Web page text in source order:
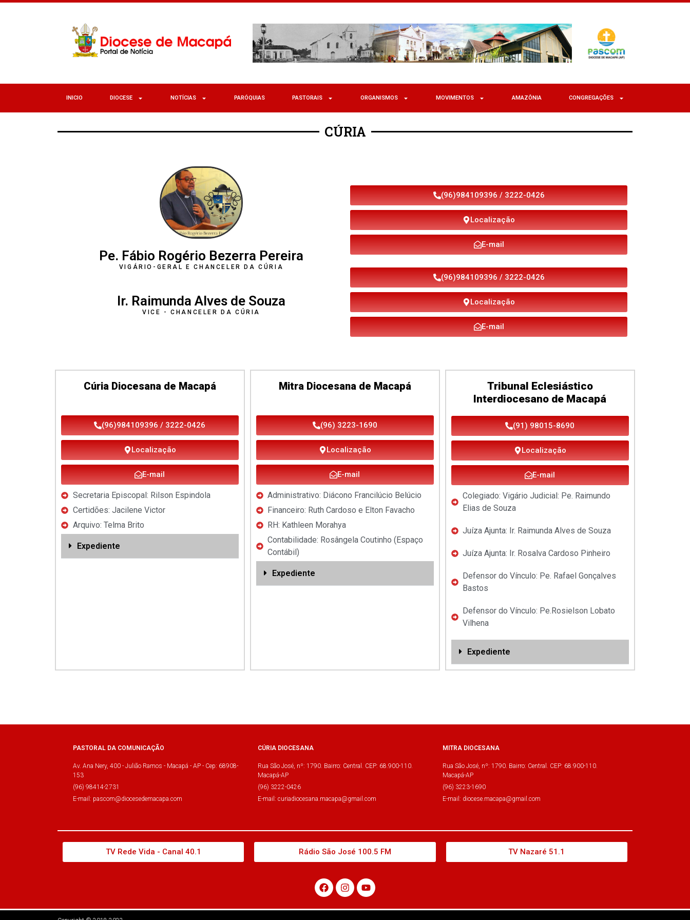
INICIO DIOCESE NOTÍCIAS PARÓQUIAS PASTORAIS ORGANISMOS MOVIMENTOS AMAZÔNIA CONGREGAÇÕES
CÚRIA
Pe. Fábio Rogério Bezerra Pereira
VIGÁRIO-GERAL E CHANCELER DA CÚRIA
(96)984109396 / 3222-0426
Localização
E-mail
Ir. Raimunda Alves de Souza
VICE - CHANCELER DA CÚRIA
(96)984109396 / 3222-0426
Localização
E-mail
Cúria Diocesana de Macapá
(96)984109396 / 3222-0426
Localização
E-mail
Secretaria Episcopal: Rilson Espindola
Certidões: Jacilene Victor
Arquivo: Telma Brito
Expediente
Mitra Diocesana de Macapá
(96) 3223-1690
Localização
E-mail
Administrativo: Diácono Francilúcio Belúcio
Financeiro: Ruth Cardoso e Elton Favacho
RH: Kathleen Morahya
Contabilidade: Rosângela Coutinho (Espaço
Contábil)
Expediente
Tribunal Eclesiástico
Interdiocesano de Macapá
(91) 98015-8690
Localização
E-mail
Colegiado: Vigário Judicial: Pe. Raimundo
Elias de Souza
Juíza Ajunta: Ir. Raimunda Alves de Souza
Juíza Ajunta: Ir. Rosalva Cardoso Pinheiro
Defensor do Vínculo: Pe. Rafael Gonçalves
Bastos
Defensor do Vínculo: Pe.Rosielson Lobato
Vilhena
Expediente
PASTORAL DA COMUNICAÇÃO
Av. Ana Nery, 400 - Julião Ramos - Macapá - AP - Cep: 68908-
153
(96) 98414-2731
E-mail: pascom@diocesedemacapa.com
CÚRIA DIOCESANA
Rua São José, nº: 1790. Bairro: Central. CEP: 68.900-110.
Macapá-AP
(96) 3222-0426
E-mail: curiadiocesana.macapa@gmail.com
MITRA DIOCESANA
Rua São José, nº: 1790. Bairro: Central. CEP: 68.900-110.
Macapá-AP
(96) 3223-1690
E-mail: diocese.macapa@gmail.com
TV Rede Vida - Canal 40.1 Rádio São José 100.5 FM TV Nazaré 51.1